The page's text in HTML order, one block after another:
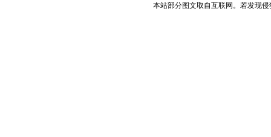
本站部分图文取自互联网。若发现